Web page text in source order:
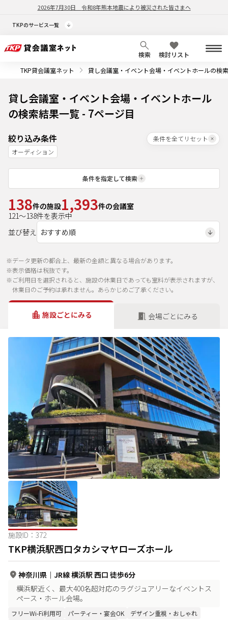
2026年7月30日 令和8年熊本地震により被災された皆さまへ
TKPのサービス一覧
検索
検討リスト
TKP貸会議室ネット
貸し会議室・イベント会場・イベントホールの検
貸し会議室・イベント会場・イベントホール
の検索結果一覧 - 7ページ目
絞り込み条件
条件を全てリセット
オーディション
条件を指定して検索
138件の施設1,393件の会議室
121～138件を表示中
並び替え
※データ更新の都合上、最新の金額と異なる場合があります。
※表示価格は税抜です。
※ご利用日を選択されると、施設の休業日であっても室料が表示されますが、
休業日のご予約は承れません。あらかじめご了承ください。
施設ごとにみる 会場ごとにみる
施設ID： 372
TKP横浜駅西口タカシマヤローズホール
神奈川県 ｜ JR線 横浜駅 西口 徒歩6分
横浜駅近く、最大400名超対応のラグジュアリーなイベントス
ペース・ホール会場。
フリーWi-Fi利用可 パーティー・宴会OK
デザイン重視・おしゃれ